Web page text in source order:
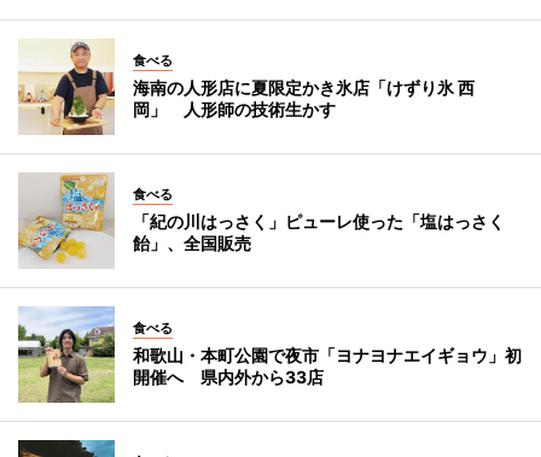
食べる
海南の人形店に夏限定かき氷店「けずり氷 西
岡」 人形師の技術生かす
食べる
「紀の川はっさく」ピューレ使った「塩はっさく
飴」、全国販売
食べる
和歌山・本町公園で夜市「ヨナヨナエイギョウ」初
開催へ 県内外から33店